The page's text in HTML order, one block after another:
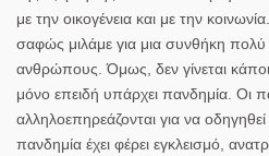
με την οικογένεια και με την
σαφώς μιλάμε για μια συνθήκη πολύ
ανθρώπους. Όμως, δεν γίνεται
μόνο επειδή υπάρχει πανδημία. Οι
αλληλοεπηρεάζονται για να
πανδημία έχει φέρει εγκλεισμό,